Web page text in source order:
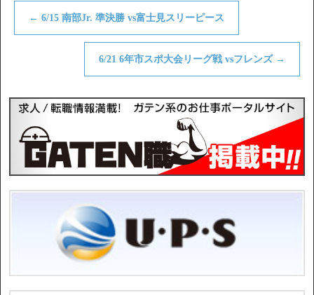
← 6/15 南部Jr. 準決勝 vs富士見スリーピース
6/21 6年市スポ大会リーグ戦 vsフレンズ →